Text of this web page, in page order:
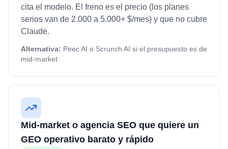
cita el modelo. El freno es el precio (los planes
serios van de 2.000 a 5.000+ $/mes) y que no cubre
Claude.
Alternativa: Peec AI o Scrunch AI si el presupuesto es de
mid-market
Mid-market o agencia SEO que quiere un
GEO operativo barato y rápido